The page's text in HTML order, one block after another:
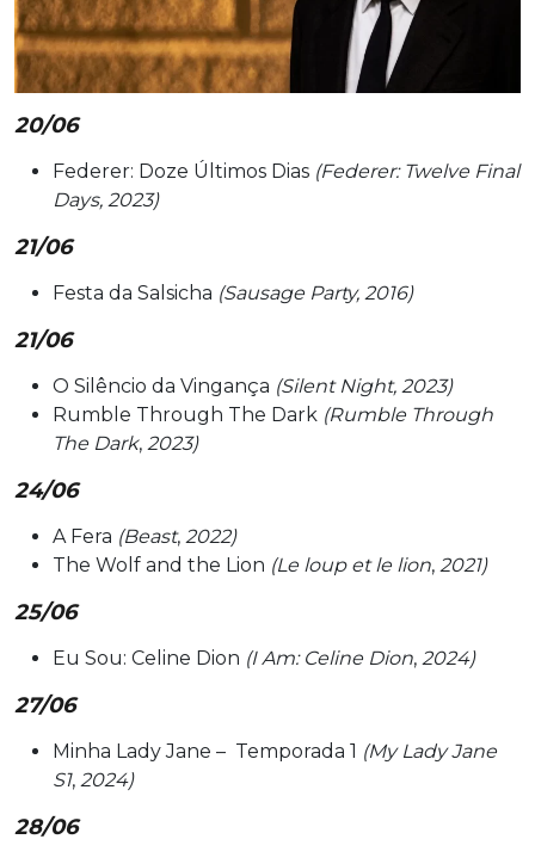
20/06
Federer: Doze Últimos Dias (Federer: Twelve Final
Days, 2023)
21/06
Festa da Salsicha (Sausage Party, 2016)
21/06
O Silêncio da Vingança (Silent Night, 2023)
Rumble Through The Dark (Rumble Through
The Dark, 2023)
24/06
A Fera (Beast, 2022)
The Wolf and the Lion (Le loup et le lion, 2021)
25/06
Eu Sou: Celine Dion (I Am: Celine Dion, 2024)
27/06
Minha Lady Jane – Temporada 1 (My Lady Jane
S1, 2024)
28/06